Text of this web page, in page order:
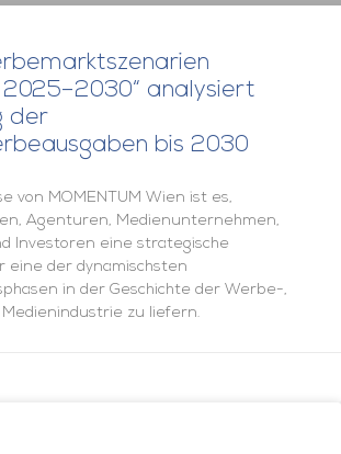
analysiert
der
bis 2030
von MOMENTUM Wien ist es,
Agenturen, Medienunternehmen,
Investoren eine strategische
eine der dynamischsten
in der Geschichte der Werbe-,
zu liefern.